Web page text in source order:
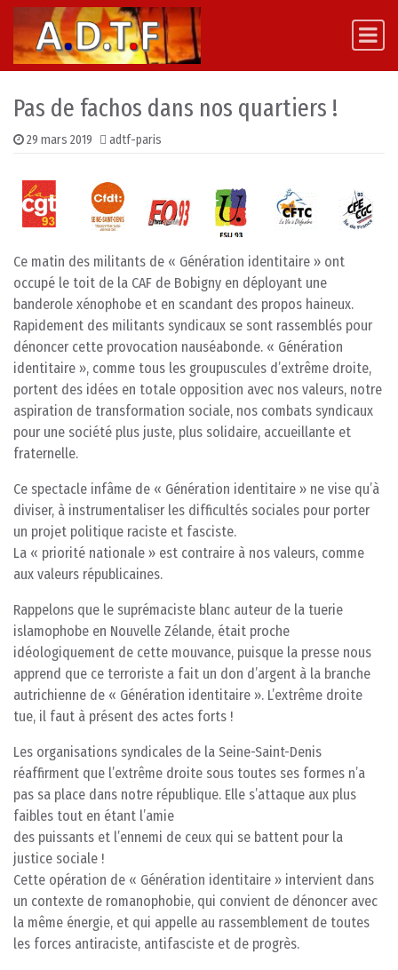
Skip to content
Main Navigation
Pas de fachos dans nos quartiers !
29 mars 2019 adtf-paris
Ce matin des militants de « Génération identitaire » ont
occupé le toit de la CAF de Bobigny en déployant une
banderole xénophobe et en scandant des propos haineux.
Rapidement des militants syndicaux se sont rassemblés pour
dénoncer cette provocation nauséabonde. « Génération
identitaire », comme tous les groupuscules d’extrême droite,
portent des idées en totale opposition avec nos valeurs, notre
aspiration de transformation sociale, nos combats syndicaux
pour une société plus juste, plus solidaire, accueillante et
fraternelle.
Ce spectacle infâme de « Génération identitaire » ne vise qu’à
diviser, à instrumentaliser les difficultés sociales pour porter
un projet politique raciste et fasciste.
La « priorité nationale » est contraire à nos valeurs, comme
aux valeurs républicaines.
Rappelons que le suprémaciste blanc auteur de la tuerie
islamophobe en Nouvelle Zélande, était proche
idéologiquement de cette mouvance, puisque la presse nous
apprend que ce terroriste a fait un don d’argent à la branche
autrichienne de « Génération identitaire ». L’extrême droite
tue, il faut à présent des actes forts !
Les organisations syndicales de la Seine-Saint-Denis
réaffirment que l’extrême droite sous toutes ses formes n’a
pas sa place dans notre république. Elle s’attaque aux plus
faibles tout en étant l’amie
des puissants et l’ennemi de ceux qui se battent pour la
justice sociale !
Cette opération de « Génération identitaire » intervient dans
un contexte de romanophobie, qui convient de dénoncer avec
la même énergie, et qui appelle au rassemblement de toutes
les forces antiraciste, antifasciste et de progrès.